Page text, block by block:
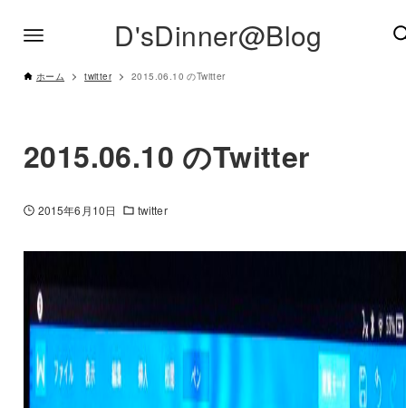
D'sDinner@Blog
ホーム twitter 2015.06.10 のTwitter
2015.06.10 のTwitter
2015年6月10日 twitter